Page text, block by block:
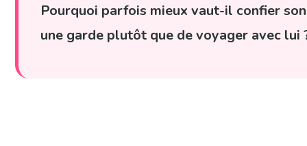
Pourquoi parfois mieux vaut-il confier
une garde plutôt que de voyager avec lui